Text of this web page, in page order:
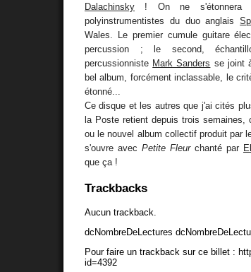
Dalachinsky ! On ne s'étonnera
polyinstrumentistes du duo anglais
Wales. Le premier cumule guitare
percussion ; le second,
percussionniste Mark Sanders se joint
bel album, forcément inclassable, le
étonné...
Ce disque et les autres que j'ai cités
la Poste retient depuis trois semaines,
ou le nouvel album collectif produit par
s'ouvre avec Petite Fleurchanté par
que ça !
Trackbacks
Aucun trackback.
dcNombreDeLectures
Pour faire un trackback sur ce billet :
id=4392